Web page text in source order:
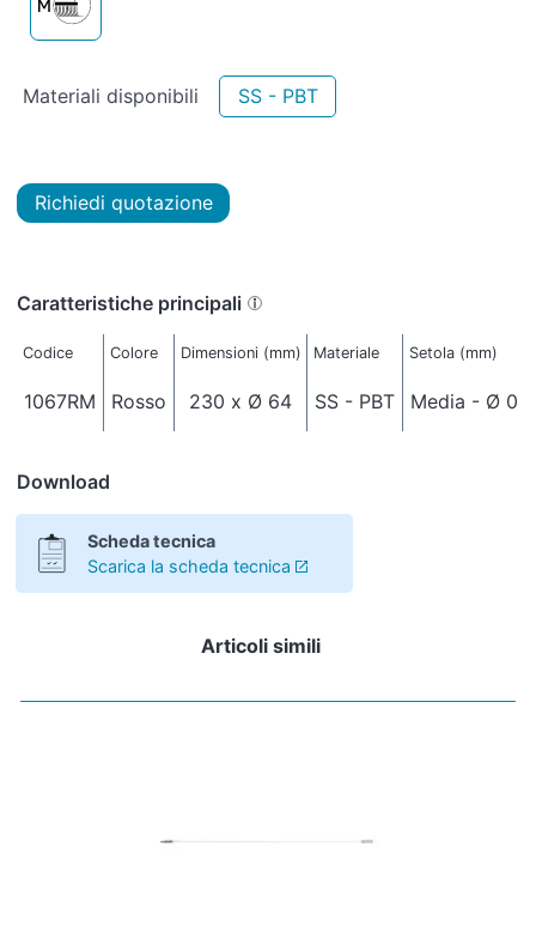
Materiali disponibili SS - PBT
Richiedi quotazione
Caratteristiche principali
Codice Colore Dimensioni (mm) Materiale Setola (mm)
1067RM Rosso 230 x Ø 64 SS - PBT Media - Ø 0,5
Download
Scheda tecnica
Scarica la scheda tecnica
Articoli simili